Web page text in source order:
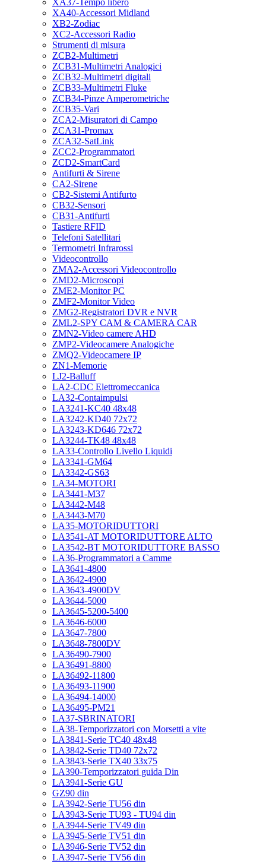
XA37-Tempo libero
XA40-Accessori Midland
XB2-Zodiac
XC2-Accessori Radio
Strumenti di misura
ZCB2-Multimetri
ZCB31-Multimetri Analogici
ZCB32-Multimetri digitali
ZCB33-Multimetri Fluke
ZCB34-Pinze Amperometriche
ZCB35-Vari
ZCA2-Misuratori di Campo
ZCA31-Promax
ZCA32-SatLink
ZCC2-Programmatori
ZCD2-SmartCard
Antifurti & Sirene
CA2-Sirene
CB2-Sistemi Antifurto
CB32-Sensori
CB31-Antifurti
Tastiere RFID
Telefoni Satellitari
Termometri Infrarossi
Videocontrollo
ZMA2-Accessori Videocontrollo
ZMD2-Microscopi
ZME2-Monitor PC
ZMF2-Monitor Video
ZMG2-Registratori DVR e NVR
ZML2-SPY CAM & CAMERA CAR
ZMN2-Video camere AHD
ZMP2-Videocamere Analogiche
ZMQ2-Videocamere IP
ZN1-Memorie
LJ2-Balluff
LA2-CDC Elettromeccanica
LA32-Contaimpulsi
LA3241-KC40 48x48
LA3242-KD40 72x72
LA3243-KD646 72x72
LA3244-TK48 48x48
LA33-Controllo Livello Liquidi
LA3341-GM64
LA3342-GS63
LA34-MOTORI
LA3441-M37
LA3442-M48
LA3443-M70
LA35-MOTORIDUTTORI
LA3541-AT MOTORIDUTTORE ALTO
LA3542-BT MOTORIDUTTORE BASSO
LA36-Programmatori a Camme
LA3641-4800
LA3642-4900
LA3643-4900DV
LA3644-5000
LA3645-5200-5400
LA3646-6000
LA3647-7800
LA3648-7800DV
LA36490-7900
LA36491-8800
LA36492-11800
LA36493-11900
LA36494-14000
LA36495-PM21
LA37-SBRINATORI
LA38-Temporizzatori con Morsetti a vite
LA3841-Serie TC40 48x48
LA3842-Serie TD40 72x72
LA3843-Serie TX40 33x75
LA390-Temporizzatori guida Din
LA3941-Serie GU
GZ90 din
LA3942-Serie TU56 din
LA3943-Serie TU93 - TU94 din
LA3944-Serie TV49 din
LA3945-Serie TV51 din
LA3946-Serie TV52 din
LA3947-Serie TV56 din